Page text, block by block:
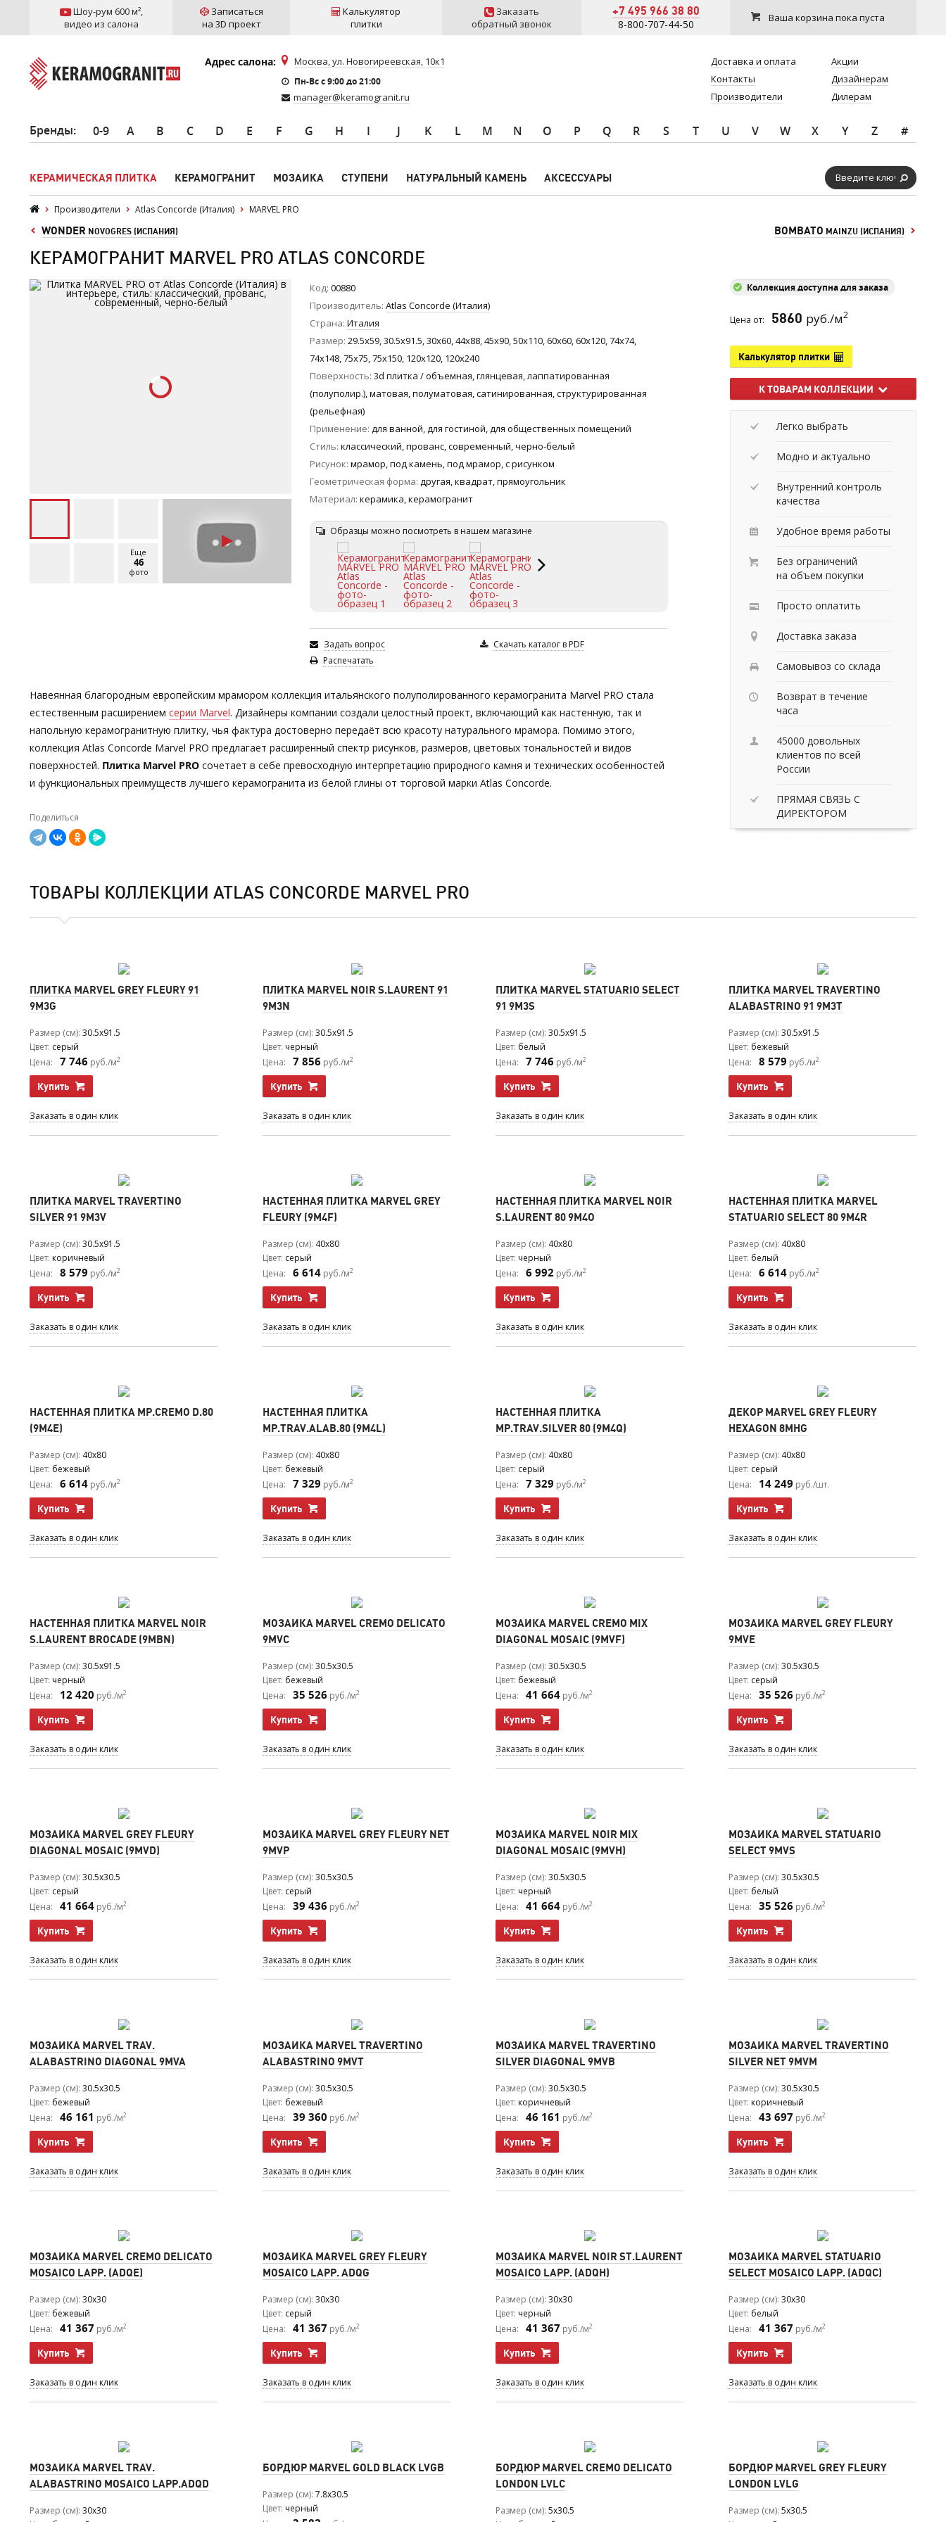
Шоу-рум 600 м²,
видео из салона
Записаться
на 3D проект
Калькулятор
плитки
Заказать
обратный звонок
+7 495 966 38 80
8-800-707-44-50 Ваша корзина пока пуста
Адрес салона: Москва, ул. Новогиреевская, 10к1
Пн-Вс c 9:00 до 21:00
manager@keramogranit.ru
Доставка и оплата
Контакты
Производители
Акции
Дизайнерам
Дилерам
Бренды: 0-9 A B C D E F G H I J K L M N O P Q R S T U V W X Y Z #
КЕРАМИЧЕСКАЯ ПЛИТКА КЕРАМОГРАНИТ МОЗАИКА СТУПЕНИ НАТУРАЛЬНЫЙ КАМЕНЬ АКСЕССУАРЫ
Производители Atlas Concorde (Италия) MARVEL PRO
WONDER NOVOGRES (ИСПАНИЯ) BOMBATO MAINZU (ИСПАНИЯ)
КЕРАМОГРАНИТ MARVEL PRO ATLAS CONCORDE
Еще
46
фото
Код 00880
Производитель Atlas Concorde (Италия)
Страна Италия
Размер 29.5x59, 30.5x91.5, 30x60, 44x88, 45x90, 50x110, 60x60, 60x120, 74x74,
74x148, 75x75, 75x150, 120x120, 120x240
Поверхность 3d плитка / объемная, глянцевая, лаппатированная
(полуполир.), матовая, полуматовая, сатинированная, структурированная
(рельефная)
Применение для ванной, для гостиной, для общественных помещений
Стиль классический, прованс, современный, черно-белый
Рисунок мрамор, под камень, под мрамор, с рисунком
Геометрическая форма другая, квадрат, прямоугольник
Материал керамика, керамогранит
Образцы можно посмотреть в нашем магазине
Задать вопрос
Скачать каталог в PDF
Распечатать
Навеянная благородным европейским мрамором коллекция итальянского полуполированного керамогранита Marvel PRO стала
естественным расширением серии Marvel. Дизайнеры компании создали целостный проект, включающий как настенную, так и
напольную керамогранитную плитку, чья фактура достоверно передаёт всю красоту натурального мрамора. Помимо этого,
коллекция Atlas Concorde Marvel PRO предлагает расширенный спектр рисунков, размеров, цветовых тональностей и видов
поверхностей. Плитка Marvel PRO сочетает в себе превосходную интерпретацию природного камня и технических особенностей
и функциональных преимуществ лучшего керамогранита из белой глины от торговой марки Atlas Concorde.
Поделиться
Коллекция доступна для заказа
Цена от: 5860 руб./м2
Калькулятор плитки
К ТОВАРАМ КОЛЛЕКЦИИ
Легко выбрать
Модно и актуально
Внутренний контроль
качества
Удобное время работы
Без ограничений
на объем покупки
Просто оплатить
Доставка заказа
Самовывоз со склада
Возврат в течение
часа
45000 довольных
клиентов по всей
России
ПРЯМАЯ СВЯЗЬ С
ДИРЕКТОРОМ
ТОВАРЫ КОЛЛЕКЦИИ ATLAS CONCORDE MARVEL PRO
ПЛИТКА MARVEL GREY FLEURY 91
9M3G
Размер (см) 30.5x91.5
Цвет серый
Цена:
7 746 руб./м2
Купить
Заказать в один клик
ПЛИТКА MARVEL NOIR S.LAURENT 91
9M3N
Размер (см) 30.5x91.5
Цвет черный
Цена:
7 856 руб./м2
Купить
Заказать в один клик
ПЛИТКА MARVEL STATUARIO SELECT
91 9M3S
Размер (см) 30.5x91.5
Цвет белый
Цена:
7 746 руб./м2
Купить
Заказать в один клик
ПЛИТКА MARVEL TRAVERTINO
ALABASTRINO 91 9M3T
Размер (см) 30.5x91.5
Цвет бежевый
Цена:
8 579 руб./м2
Купить
Заказать в один клик
ПЛИТКА MARVEL TRAVERTINO
SILVER 91 9M3V
Размер (см) 30.5x91.5
Цвет коричневый
Цена:
8 579 руб./м2
Купить
Заказать в один клик
НАСТЕННАЯ ПЛИТКА MARVEL GREY
FLEURY (9M4F)
Размер (см) 40x80
Цвет серый
Цена:
6 614 руб./м2
Купить
Заказать в один клик
НАСТЕННАЯ ПЛИТКА MARVEL NOIR
S.LAURENT 80 9M4O
Размер (см) 40x80
Цвет черный
Цена:
6 992 руб./м2
Купить
Заказать в один клик
НАСТЕННАЯ ПЛИТКА MARVEL
STATUARIO SELECT 80 9M4R
Размер (см) 40x80
Цвет белый
Цена:
6 614 руб./м2
Купить
Заказать в один клик
НАСТЕННАЯ ПЛИТКА MP.CREMO D.80
(9M4E)
Размер (см) 40x80
Цвет бежевый
Цена:
6 614 руб./м2
Купить
Заказать в один клик
НАСТЕННАЯ ПЛИТКА
MP.TRAV.ALAB.80 (9M4L)
Размер (см) 40x80
Цвет бежевый
Цена:
7 329 руб./м2
Купить
Заказать в один клик
НАСТЕННАЯ ПЛИТКА
MP.TRAV.SILVER 80 (9M4Q)
Размер (см) 40x80
Цвет серый
Цена:
7 329 руб./м2
Купить
Заказать в один клик
ДЕКОР MARVEL GREY FLEURY
HEXAGON 8MHG
Размер (см) 40x80
Цвет серый
Цена:
14 249 руб./шт.
Купить
Заказать в один клик
НАСТЕННАЯ ПЛИТКА MARVEL NOIR
S.LAURENT BROCADE (9MBN)
Размер (см) 30.5x91.5
Цвет черный
Цена:
12 420 руб./м2
Купить
Заказать в один клик
МОЗАИКА MARVEL CREMO DELICATO
9MVC
Размер (см) 30.5x30.5
Цвет бежевый
Цена:
35 526 руб./м2
Купить
Заказать в один клик
МОЗАИКА MARVEL CREMO MIX
DIAGONAL MOSAIC (9MVF)
Размер (см) 30.5x30.5
Цвет бежевый
Цена:
41 664 руб./м2
Купить
Заказать в один клик
МОЗАИКА MARVEL GREY FLEURY
9MVE
Размер (см) 30.5x30.5
Цвет серый
Цена:
35 526 руб./м2
Купить
Заказать в один клик
МОЗАИКА MARVEL GREY FLEURY
DIAGONAL MOSAIC (9MVD)
Размер (см) 30.5x30.5
Цвет серый
Цена:
41 664 руб./м2
Купить
Заказать в один клик
МОЗАИКА MARVEL GREY FLEURY NET
9MVP
Размер (см) 30.5x30.5
Цвет серый
Цена:
39 436 руб./м2
Купить
Заказать в один клик
МОЗАИКА MARVEL NOIR MIX
DIAGONAL MOSAIC (9MVH)
Размер (см) 30.5x30.5
Цвет черный
Цена:
41 664 руб./м2
Купить
Заказать в один клик
МОЗАИКА MARVEL STATUARIO
SELECT 9MVS
Размер (см) 30.5x30.5
Цвет белый
Цена:
35 526 руб./м2
Купить
Заказать в один клик
МОЗАИКА MARVEL TRAV.
ALABASTRINO DIAGONAL 9MVA
Размер (см) 30.5x30.5
Цвет бежевый
Цена:
46 161 руб./м2
Купить
Заказать в один клик
МОЗАИКА MARVEL TRAVERTINO
ALABASTRINO 9MVT
Размер (см) 30.5x30.5
Цвет бежевый
Цена:
39 360 руб./м2
Купить
Заказать в один клик
МОЗАИКА MARVEL TRAVERTINO
SILVER DIAGONAL 9MVB
Размер (см) 30.5x30.5
Цвет коричневый
Цена:
46 161 руб./м2
Купить
Заказать в один клик
МОЗАИКА MARVEL TRAVERTINO
SILVER NET 9MVM
Размер (см) 30.5x30.5
Цвет коричневый
Цена:
43 697 руб./м2
Купить
Заказать в один клик
МОЗАИКА MARVEL CREMO DELICATO
MOSAICO LAPP. (ADQE)
Размер (см) 30x30
Цвет бежевый
Цена:
41 367 руб./м2
Купить
Заказать в один клик
МОЗАИКА MARVEL GREY FLEURY
MOSAICO LAPP. ADQG
Размер (см) 30x30
Цвет серый
Цена:
41 367 руб./м2
Купить
Заказать в один клик
МОЗАИКА MARVEL NOIR ST.LAURENT
MOSAICO LAPP. (ADQH)
Размер (см) 30x30
Цвет черный
Цена:
41 367 руб./м2
Купить
Заказать в один клик
МОЗАИКА MARVEL STATUARIO
SELECT MOSAICO LAPP. (ADQC)
Размер (см) 30x30
Цвет белый
Цена:
41 367 руб./м2
Купить
Заказать в один клик
МОЗАИКА MARVEL TRAV.
ALABASTRINO MOSAICO LAPP.ADQD
Размер (см) 30x30
БОРДЮР MARVEL GOLD BLACK LVGB
Размер (см) 7.8x30.5
Цвет черный
БОРДЮР MARVEL CREMO DELICATO
LONDON LVLC
Размер (см) 5x30.5
БОРДЮР MARVEL GREY FLEURY
LONDON LVLG
Размер (см) 5x30.5